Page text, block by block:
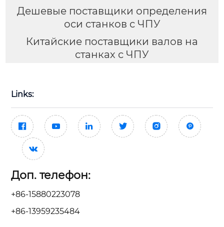
Дешевые поставщики определения
оси станков с ЧПУ
Китайские поставщики валов на
станках с ЧПУ
Links:
     

Доп. телефон:
+86-15880223078
+86-13959235484